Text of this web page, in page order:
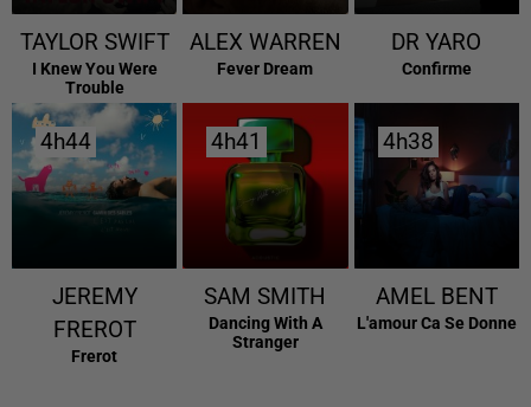
TAYLOR SWIFT
I Knew You Were
Trouble
ALEX WARREN
Fever Dream
DR YARO
Confirme
4h44
4h44
JEREMY
FREROT
Frerot
4h41
4h41
SAM SMITH
Dancing With A
Stranger
4h38
4h38
AMEL BENT
L'amour Ca Se Donne